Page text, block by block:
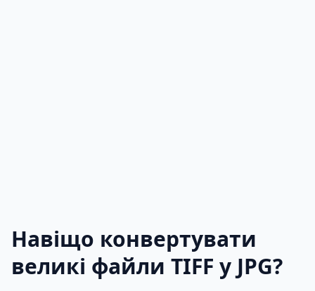
Навіщо конвертувати
великі файли TIFF у JPG?